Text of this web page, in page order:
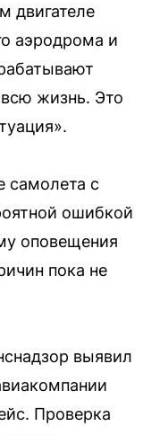
двигателе
аэродрома и
жизнь. Это
самолета с
ошибкой
оповещения
пока не
выявил
Проверка